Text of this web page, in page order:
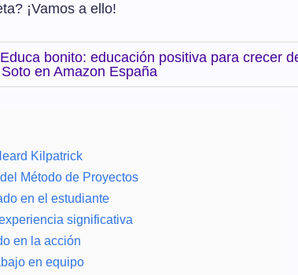
¡Vamos a ello!
bonito: educación positiva para crecer
en Amazon España
Kilpatrick
Método de Proyectos
en el estudiante
significativa
en la acción
en equipo